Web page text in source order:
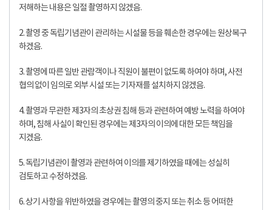
저해하는 내용은 일절 촬영하지 않겠음.
2. 촬영 중 독립기념관이 관리하는 시설물 등을 훼손한 경우에는 원상복구
하겠음.
3. 촬영에 따른 일반 관람객이나 직원이 불편이 없도록 하여야 하며, 사전
협의 없이 임의로 외부 시설 또는 기자재를 설치하지 않겠음.
4. 촬영과 무관한 제3자의 초상권 침해 등과 관련하여 예방 노력을 하여야
하며, 침해 사실이 확인된 경우에는 제3자의 이의에 대한 모든 책임을
지겠음.
5. 독립기념관이 촬영과 관련하여 이의를 제기하였을 때에는 성실히
검토하고 수정하겠음.
6. 상기 사항을 위반하였을 경우에는 촬영의 중지 또는 취소 등 어떠한